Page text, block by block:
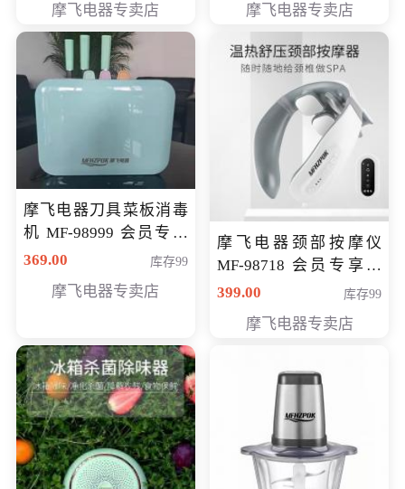
摩飞电器专卖店 摩飞电器专卖店
摩飞电器刀具菜板消毒
机 MF-98999 会员专享
价286元
369.00 库存99
摩飞电器专卖店
摩飞电器颈部按摩仪
MF-98718 会员专享价
299元
399.00 库存99
摩飞电器专卖店